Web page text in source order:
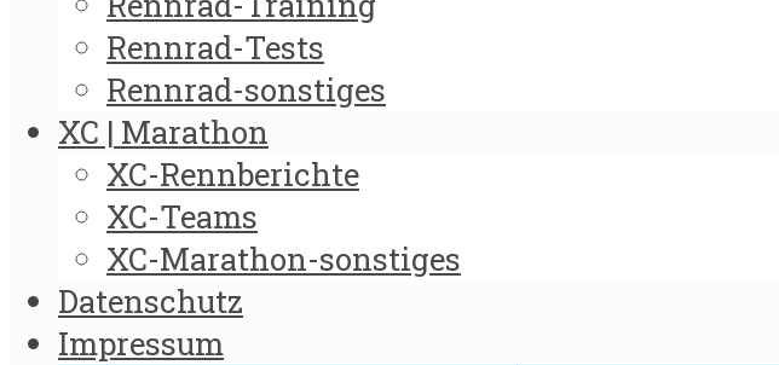
Rennrad-Tests
Rennrad-sonstiges
XC | Marathon
XC-Rennberichte
XC-Teams
XC-Marathon-sonstiges
Datenschutz
Impressum